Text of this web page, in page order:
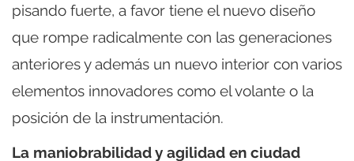
pisando fuerte, a favor tiene el nuevo diseño
que rompe radicalmente con las generaciones
anteriores y además un nuevo interior con varios
elementos innovadores como el volante o la
posición de la instrumentación.
La maniobrabilidad y agilidad en ciudad